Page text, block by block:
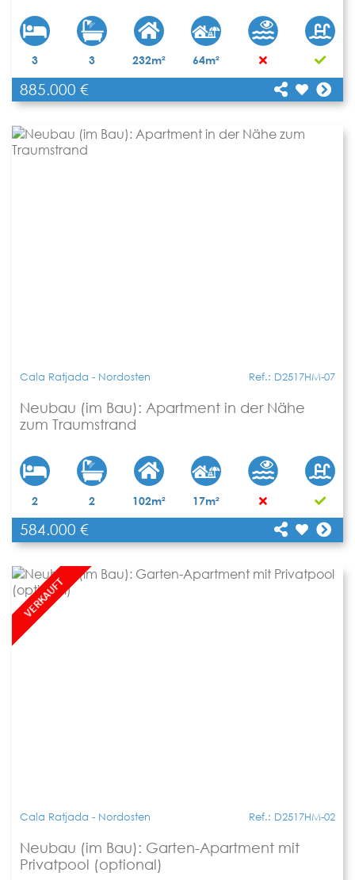
3 3 232m² 64m²
885.000 €
Teilen
[shariff title="NEUBAU (bezugsfertig):
Doppelhaushälfte mit 3 Schlafzimmern und
Privatpool"
url="https://www.apartbalear.com/details/3271-
3/"]
Cala Ratjada - Nordosten Ref.: D2517HM-07
Neubau (im Bau): Apartment in der Nähe
zum Traumstrand
2 2 102m² 17m²
584.000 €[shariff title="Neubau (im Bau): Apartment in der
Nähe zum Traumstrand"
neubau-im-bau-apartment-in/"]
VERKAUFT
Cala Ratjada - Nordosten Ref.: D2517HM-02
Neubau (im Bau): Garten-Apartment mit
Privatpool (optional)